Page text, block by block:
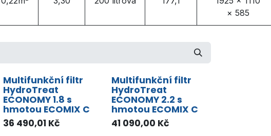
× 585
Multifunkční filtr
HydroTreat
ECONOMY 1.8 s
hmotou ECOMIX C
36 490,01 Kč
Multifunkční filtr
HydroTreat
ECONOMY 2.2 s
hmotou ECOMIX C
41 090,00 Kč